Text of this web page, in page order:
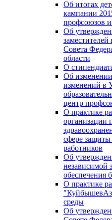
Об итогах
кампании
профсоюзов и
Об
Совета
области
О
Об
изменений в
центр
О практике
организации
сфере защиты
работников
Об
независимой
обеспечения
О практике
среды
Об